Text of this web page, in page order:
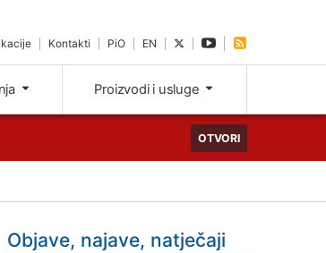
Kontakti PiO EN
Proizvodi i usluge
OTVORI
Objave, najave, natječaji